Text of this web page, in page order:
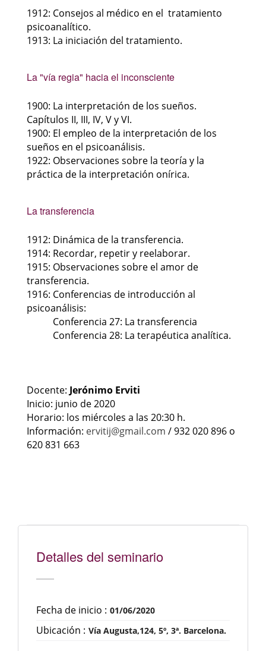
1912: Consejos al médico en el tratamiento
psicoanalítico.
1913: La iniciación del tratamiento.
La "vía regia" hacia el inconsciente
1900: La interpretación de los sueños.
Capítulos II, III, IV, V y VI.
1900: El empleo de la interpretación de los
sueños en el psicoanálisis.
1922: Observaciones sobre la teoría y la
práctica de la interpretación onírica.
La transferencia
1912: Dinámica de la transferencia.
1914: Recordar, repetir y reelaborar.
1915: Observaciones sobre el amor de
transferencia.
1916: Conferencias de introducción al
psicoanálisis:
Conferencia 27: La transferencia
Conferencia 28: La terapéutica analítica.
Docente: Jerónimo Erviti
Inicio: junio de 2020
Horario: los miércoles a las 20:30 h.
Información: ervitij@gmail.com / 932 020 896 o
620 831 663
Detalles del seminario
Fecha de inicio : 01/06/2020
Ubicación : Vía Augusta,124, 5º, 3ª. Barcelona.